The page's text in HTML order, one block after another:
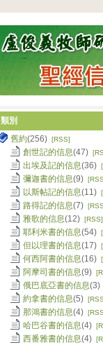
類別
舊約(256) [RSS]
創世記的信息(47)
出埃及記的信息(36)
彌迦書的信息(9)
以斯帖記的信息(11)
路得記的信息(7)
雅歌的信息(12) [RSS]
耶利米書的信息(54)
但以理書的信息(17)
何西阿書的信息(16)
阿摩司書的信息(9)
俄巴底亞書的信息(3)
約拿書的信息(5)
那鴻書的信息(4)
哈巴谷書的信息(4)
西番雅書的信息(4)